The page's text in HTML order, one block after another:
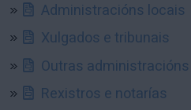
Administracións locais
Xulgados e tribunais
Outras administracións
Rexistros e notarías